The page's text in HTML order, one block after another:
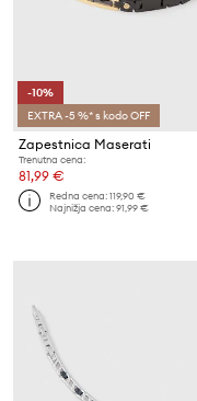
-10%
EXTRA -5 %* s kodo OFF
Zapestnica Maserati
Trenutna cena:
81,99 €
Redna cena:119,90 €
Najnižja cena:91,99 €